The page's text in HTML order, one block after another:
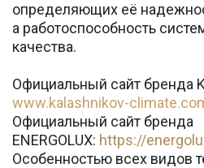
определяющих её
а работоспособность
качества.
Официальный сайт бренда
www.kalashnikov-
Официальный сайт бренда
ENERGOLUX: https://
Особенностью всех видов